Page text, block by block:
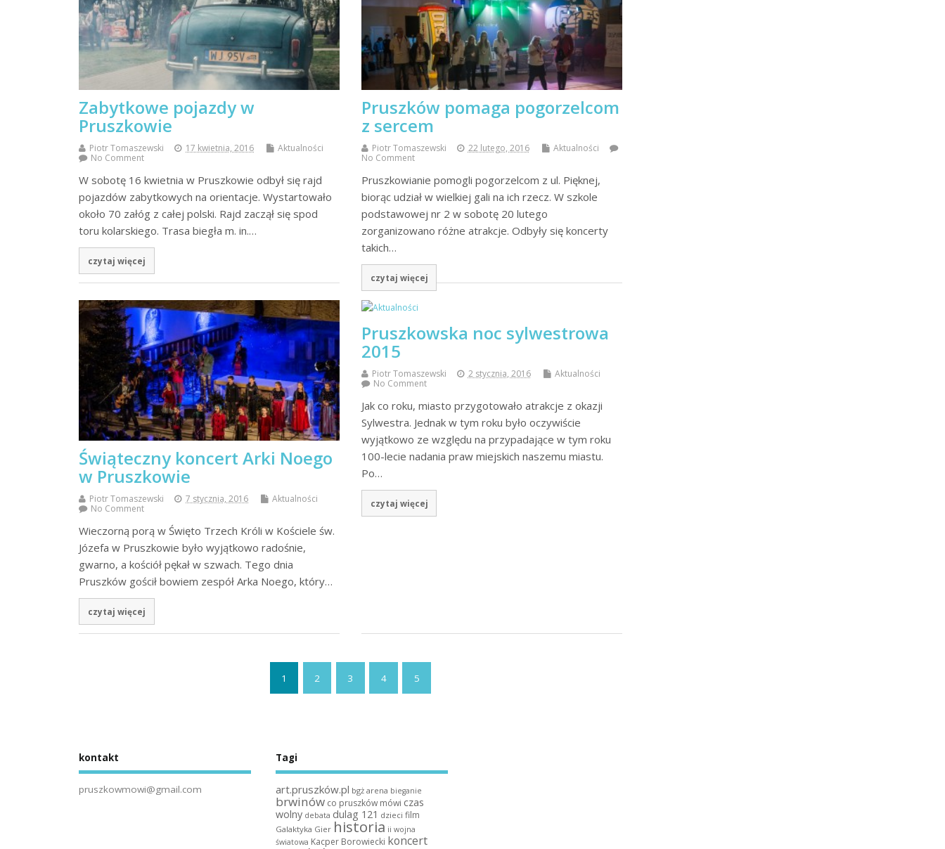
Zabytkowe pojazdy w
Pruszkowie
Piotr Tomaszewski 17 kwietnia, 2016
Aktualności
No Comment
W sobotę 16 kwietnia w Pruszkowie odbył się rajd
pojazdów zabytkowych na orientacje. Wystartowało
około 70 załóg z całej polski. Rajd zaczął się spod
toru kolarskiego. Trasa biegła m. in.…
czytaj więcej
Pruszków pomaga pogorzelcom
z sercem
Piotr Tomaszewski 22 lutego, 2016
Aktualności
No Comment
Pruszkowianie pomogli pogorzelcom z ul. Pięknej,
biorąc udział w wielkiej gali na ich rzecz. W szkole
podstawowej nr 2 w sobotę 20 lutego
zorganizowano różne atrakcje. Odbyły się koncerty
takich…
czytaj więcej
Świąteczny koncert Arki Noego
w Pruszkowie
Piotr Tomaszewski 7 stycznia, 2016
Aktualności
No Comment
Wieczorną porą w Święto Trzech Króli w Kościele św.
Józefa w Pruszkowie było wyjątkowo radośnie,
gwarno, a kościół pękał w szwach. Tego dnia
Pruszków gościł bowiem zespół Arka Noego, który…
czytaj więcej
Pruszkowska noc sylwestrowa
2015
Piotr Tomaszewski 2 stycznia, 2016
Aktualności
No Comment
Jak co roku, miasto przygotowało atrakcje z okazji
Sylwestra. Jednak w tym roku było oczywiście
wyjątkowo ze względu na przypadające w tym roku
100-lecie nadania praw miejskich naszemu miastu.
Po…
czytaj więcej
1 2 3 4 5
kontakt
pruszkowmowi@gmail.com
Tagi
art.pruszków.pl bgż arena bieganie
brwinów co pruszków mówi czas
wolny debata dulag 121 dzieci film
Galaktyka Gier historia ii wojna
światowa Kacper Borowiecki koncert